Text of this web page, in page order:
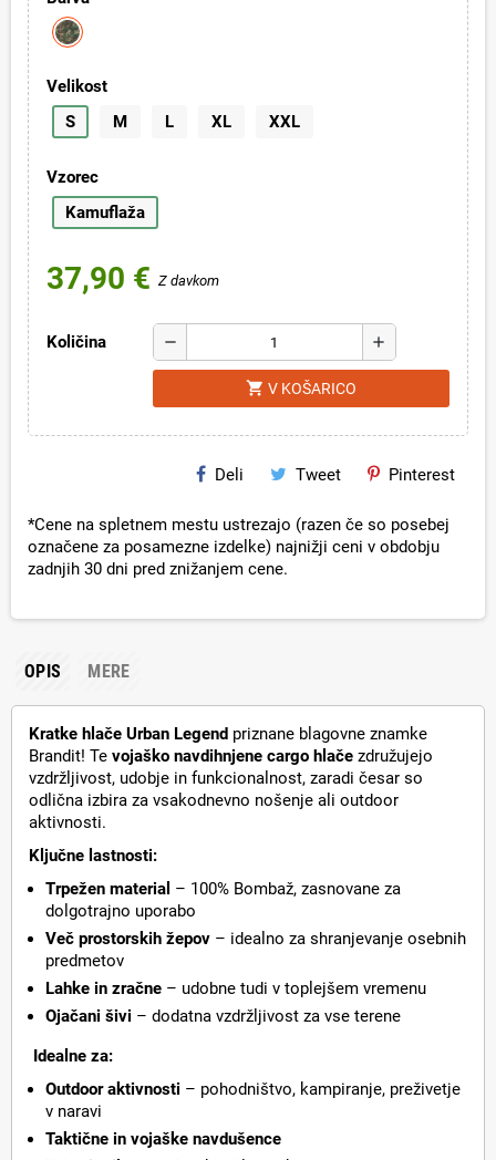
Velikost
S
M L XL XXL
Vzorec
Kamuflaža
37,90 € Z davkom
Količina remove add
shopping_cart V KOŠARICO
Deli Tweet Pinterest
*Cene na spletnem mestu ustrezajo (razen če so posebej
označene za posamezne izdelke) najnižji ceni v obdobju
zadnjih 30 dni pred znižanjem cene.
OPIS MERE
Kratke hlače Urban Legend priznane blagovne znamke
Brandit! Te vojaško navdihnjene cargo hlače združujejo
vzdržljivost, udobje in funkcionalnost, zaradi česar so
odlična izbira za vsakodnevno nošenje ali outdoor
aktivnosti.
Ključne lastnosti:
Trpežen material – 100% Bombaž, zasnovane za
dolgotrajno uporabo
Več prostorskih žepov – idealno za shranjevanje osebnih
predmetov
Lahke in zračne – udobne tudi v toplejšem vremenu
Ojačani šivi – dodatna vzdržljivost za vse terene
Idealne za:
Outdoor aktivnosti – pohodništvo, kampiranje, preživetje
v naravi
Taktične in vojaške navdušence